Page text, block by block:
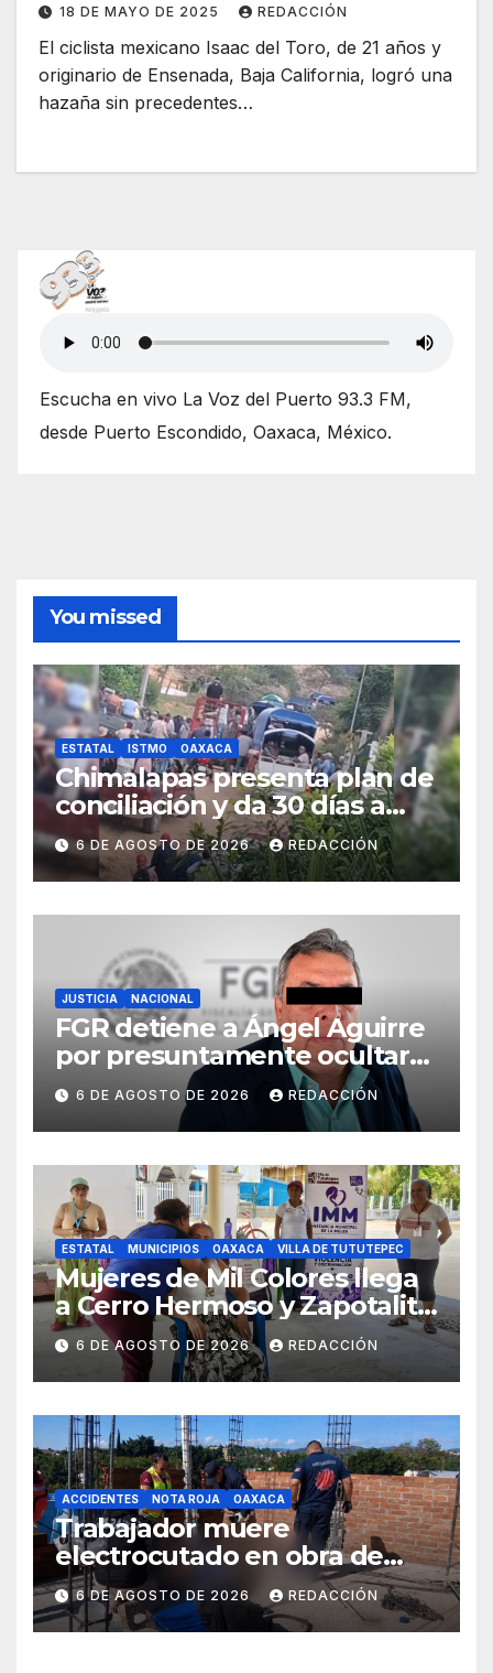
18 DE MAYO DE 2025 REDACCIÓN
El ciclista mexicano Isaac del Toro, de 21 años y
originario de Ensenada, Baja California, logró una
hazaña sin precedentes…
Escucha en vivo La Voz del Puerto 93.3 FM,
desde Puerto Escondido, Oaxaca, México.
You missed
ESTATAL ISTMO OAXACA
Chimalapas presenta plan de
conciliación y da 30 días a
ejidos chiapanecos para
definir situación territorial
6 DE AGOSTO DE 2026 REDACCIÓN
JUSTICIA NACIONAL
FGR detiene a Ángel Aguirre
por presuntamente ocultar
evidencias del caso
Ayotzinapa
6 DE AGOSTO DE 2026 REDACCIÓN
ESTATAL MUNICIPIOS OAXACA VILLA DE TUTUTEPEC
Mujeres de Mil Colores llega
a Cerro Hermoso y Zapotalito
para fortalecer redes de
apoyo y prevenir violencias
6 DE AGOSTO DE 2026 REDACCIÓN
ACCIDENTES NOTA ROJA OAXACA
Trabajador muere
electrocutado en obra de
Soledad Etla; dos jóvenes
resultan gravemente
lesionados
6 DE AGOSTO DE 2026 REDACCIÓN